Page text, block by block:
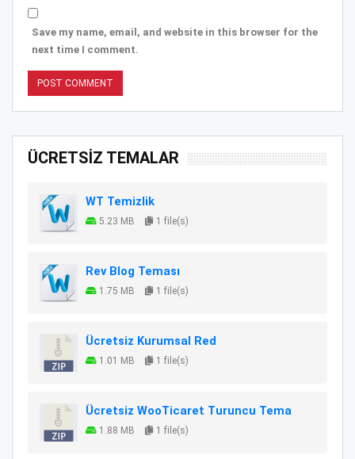
Save my name, email, and website in this browser for the
next time I comment.
ÜCRETSİZ TEMALAR
WT Temizlik
5.23 MB 1 file(s)
Rev Blog Teması
1.75 MB 1 file(s)
Ücretsiz Kurumsal Red
1.01 MB 1 file(s)
Ücretsiz WooTicaret Turuncu Tema
1.88 MB 1 file(s)